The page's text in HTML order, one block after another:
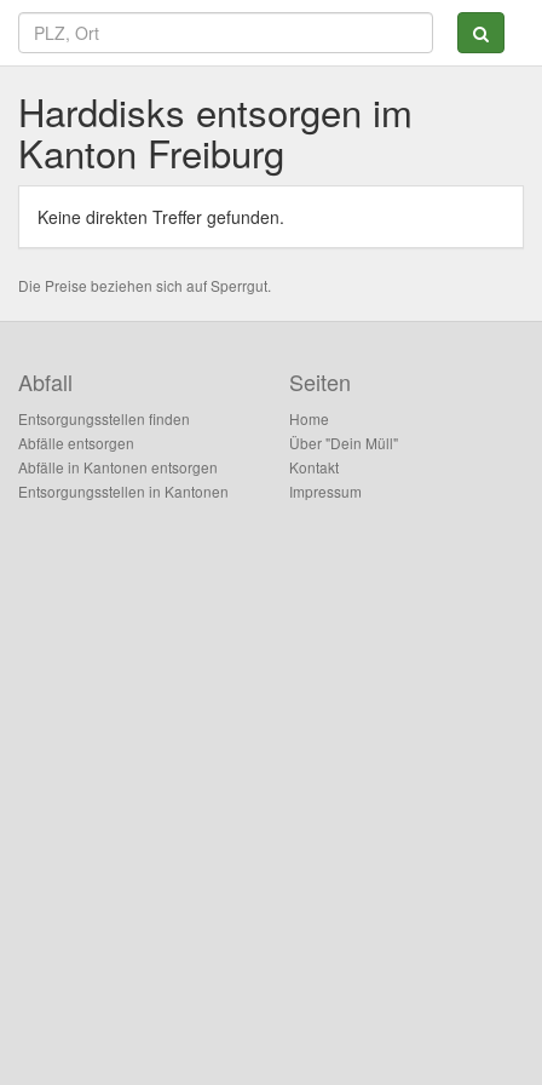
Harddisks entsorgen im
Kanton Freiburg
Keine direkten Treffer gefunden.
Die Preise beziehen sich auf Sperrgut.
Abfall
Entsorgungsstellen finden
Abfälle entsorgen
Abfälle in Kantonen entsorgen
Entsorgungsstellen in Kantonen
Seiten
Home
Über "Dein Müll"
Kontakt
Impressum